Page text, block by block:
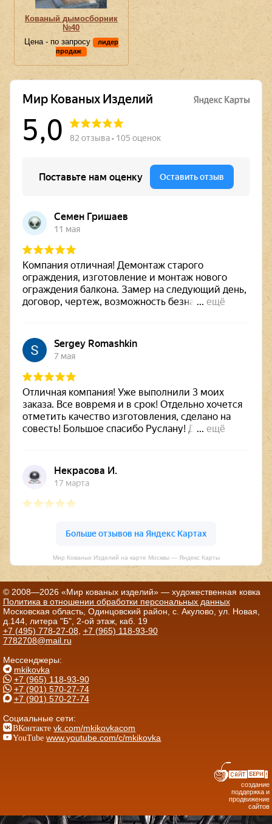
Кованый дымосборник
№40
Цена - по запросу
лидер
продаж
Мир Кованых Изделий на карте Москвы — Яндекс Карты
© 2008—2026 «Мир кованых изделий» — художественная ковка
Политика в отношении обработки персональных данных
Московская область, Одинцовский район, с. Акулово, ул. Новая,
д.144, литера "Б", 2-ой этаж, каб. 19
+7 (495) 778-27-08, +7 (965) 118-93-90
7782708@mail.ru
Мессенджеры:
mkikovka
+7 (965) 118-93-90
+7 (901) 570-27-74
+7 (901) 570-27-74
Социальные сети:
ВКонтакте vk.com/mkikovkacom
YouTube www.youtube.com/c/mkikovka
создание
поддержка и
продвижение
сайтов